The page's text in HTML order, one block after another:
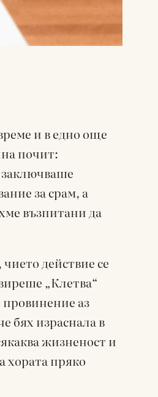
и в едно още
почит:
за срам, а
възпитани да
действие се
„Клетва“
провинение аз
бях израснала в
жизненост и
хората пряко